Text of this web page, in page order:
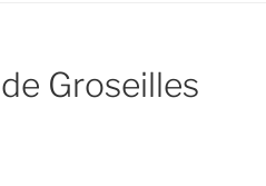
Groseilles